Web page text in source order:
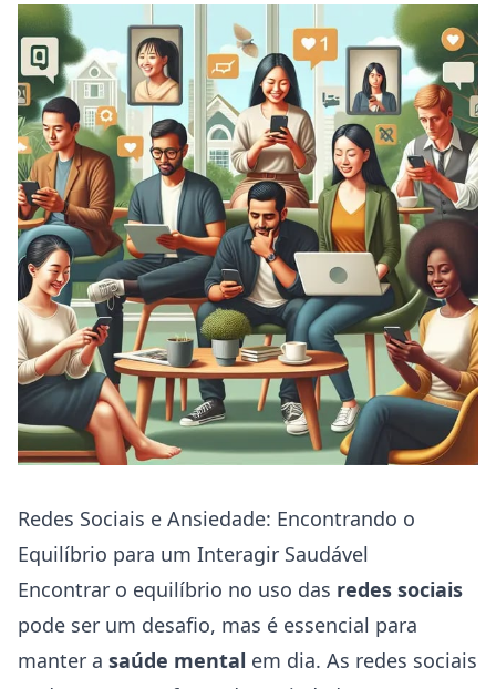
Redes Sociais e Ansiedade: Encontrando o
Equilíbrio para um Interagir Saudável
Encontrar o equilíbrio no uso das redes sociais
pode ser um desafio, mas é essencial para
manter a saúde mental em dia. As redes sociais